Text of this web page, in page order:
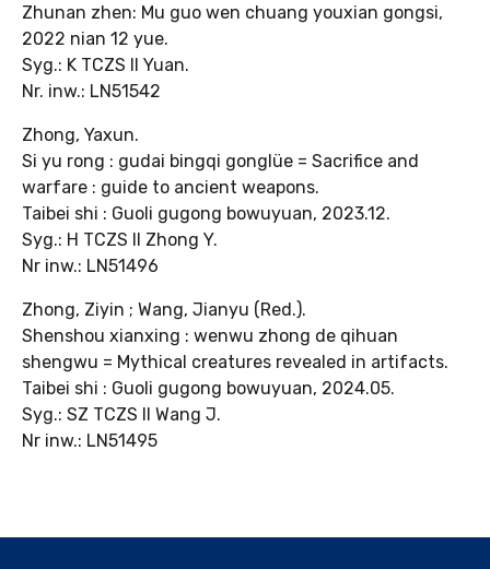
Zhunan zhen: Mu guo wen chuang youxian gongsi,
2022 nian 12 yue.
Syg.: K TCZS II Yuan.
Nr. inw.: LN51542
Zhong, Yaxun.
Si yu rong : gudai bingqi gonglüe = Sacrifice and
warfare : guide to ancient weapons.
Taibei shi : Guoli gugong bowuyuan, 2023.12.
Syg.: H TCZS II Zhong Y.
Nr inw.: LN51496
Zhong, Ziyin ; Wang, Jianyu (Red.).
Shenshou xianxing : wenwu zhong de qihuan
shengwu = Mythical creatures revealed in artifacts.
Taibei shi : Guoli gugong bowuyuan, 2024.05.
Syg.: SZ TCZS II Wang J.
Nr inw.: LN51495